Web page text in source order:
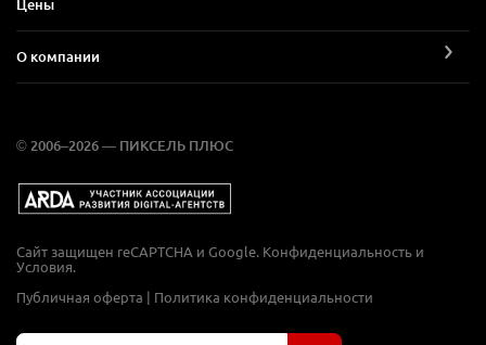
Цены
О компании
© 2006–2026 — ПИКСЕЛЬ ПЛЮС
Сайт защищен reCAPTCHA и Google. Конфиденциальность и
Условия
Публичная оферта | Политика конфиденциальности